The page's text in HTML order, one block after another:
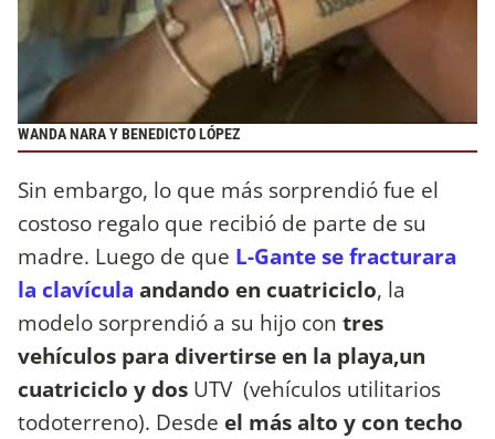
WANDA NARA Y BENEDICTO LÓPEZ
Sin embargo, lo que más sorprendió fue el
costoso regalo que recibió de parte de su
madre. Luego de que L-Gante se fracturara
la clavícula andando en cuatriciclo, la
modelo sorprendió a su hijo con tres
vehículos para divertirse en la playa,un
cuatriciclo y dos UTV (vehículos utilitarios
todoterreno). Desde el más alto y con techo